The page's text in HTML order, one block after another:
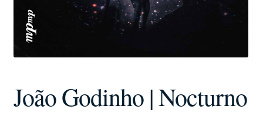
João Godinho | Nocturno